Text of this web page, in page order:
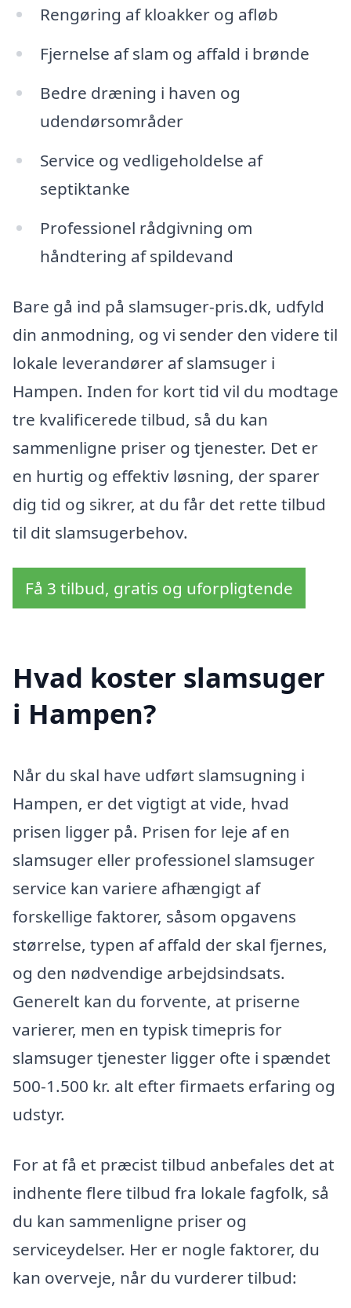
Rengøring af kloakker og afløb
Fjernelse af slam og affald i brønde
Bedre dræning i haven og
udendørsområder
Service og vedligeholdelse af
septiktanke
Professionel rådgivning om
håndtering af spildevand
Bare gå ind på slamsuger-pris.dk, udfyld
din anmodning, og vi sender den videre til
lokale leverandører af slamsuger i
Hampen. Inden for kort tid vil du modtage
tre kvalificerede tilbud, så du kan
sammenligne priser og tjenester. Det er
en hurtig og effektiv løsning, der sparer
dig tid og sikrer, at du får det rette tilbud
til dit slamsugerbehov.
Få 3 tilbud, gratis og uforpligtende
Hvad koster slamsuger
i Hampen?
Når du skal have udført slamsugning i
Hampen, er det vigtigt at vide, hvad
prisen ligger på. Prisen for leje af en
slamsuger eller professionel slamsuger
service kan variere afhængigt af
forskellige faktorer, såsom opgavens
størrelse, typen af affald der skal fjernes,
og den nødvendige arbejdsindsats.
Generelt kan du forvente, at priserne
varierer, men en typisk timepris for
slamsuger tjenester ligger ofte i spændet
500-1.500 kr. alt efter firmaets erfaring og
udstyr.
For at få et præcist tilbud anbefales det at
indhente flere tilbud fra lokale fagfolk, så
du kan sammenligne priser og
serviceydelser. Her er nogle faktorer, du
kan overveje, når du vurderer tilbud: